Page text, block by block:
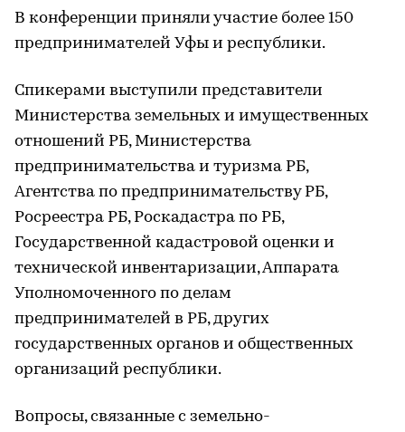
В конференции приняли участие более 150
предпринимателей Уфы и республики.
Спикерами выступили представители
Министерства земельных и имущественных
отношений РБ, Министерства
предпринимательства и туризма РБ,
Агентства по предпринимательству РБ,
Росреестра РБ, Роскадастра по РБ,
Государственной кадастровой оценки и
технической инвентаризации, Аппарата
Уполномоченного по делам
предпринимателей в РБ, других
государственных органов и общественных
организаций республики.
Вопросы, связанные с земельно-